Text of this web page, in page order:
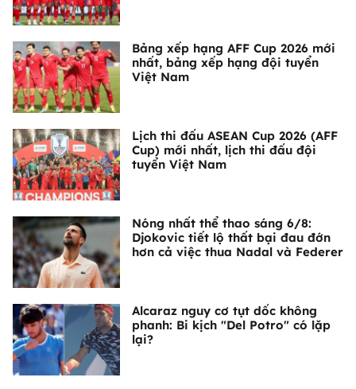
Bảng xếp hạng AFF Cup 2026 mới
nhất, bảng xếp hạng đội tuyển
Việt Nam
Lịch thi đấu ASEAN Cup 2026 (AFF
Cup) mới nhất, lịch thi đấu đội
tuyển Việt Nam
Nóng nhất thể thao sáng 6/8:
Djokovic tiết lộ thất bại đau đớn
hơn cả việc thua Nadal và Federer
Alcaraz nguy cơ tụt dốc không
phanh: Bi kịch "Del Potro" có lặp
lại?